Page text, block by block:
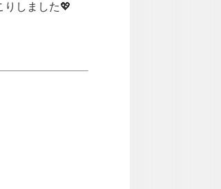
りしました💖